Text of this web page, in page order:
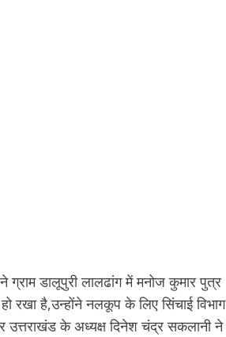
ग्राम डालूपुरी लालढांग में मनोज कुमार पुत्र
रखा है,उन्होंने नलकूप के लिए सिंचाई विभाग
उत्तराखंड के अध्यक्ष दिनेश चंद्र सकलानी ने